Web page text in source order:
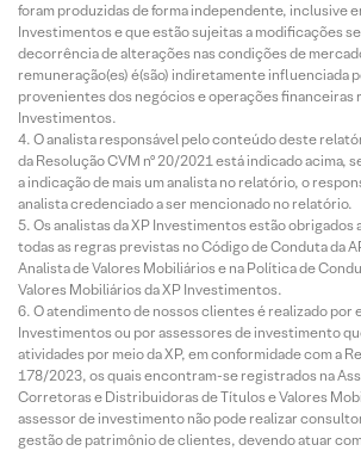
foram produzidas de forma independente, inclusive
Investimentos e que estão sujeitas a modificações
decorrência de alterações nas condições de
remuneração(es) é(são) indiretamente influenciada
provenientes dos negócios e operações financeiras
Investimentos.
O analista responsável pelo conteúdo deste
da Resolução CVM nº 20/2021 está indicado acima,
a indicação de mais um analista no relatório, o
analista credenciado a ser mencionado no relatório.
Os analistas da XP Investimentos estão obrigados
todas as regras previstas no Código de Conduta da
Analista de Valores Mobiliários e na Política de
Valores Mobiliários da XP Investimentos.
O atendimento de nossos clientes é realizado por
Investimentos ou por assessores de investimento
atividades por meio da XP, em conformidade com a
178/2023, os quais encontram-se registrados na
Corretoras e Distribuidoras de Títulos e Valores
assessor de investimento não pode realizar
gestão de patrimônio de clientes, devendo atuar